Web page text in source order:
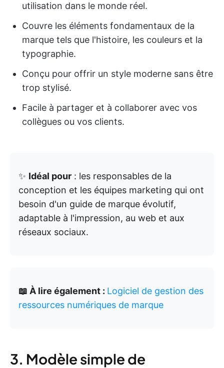
utilisation dans le monde réel.
Couvre les éléments fondamentaux de la
marque tels que l'histoire, les couleurs et la
typographie.
Conçu pour offrir un style moderne sans être
trop stylisé.
Facile à partager et à collaborer avec vos
collègues ou vos clients.
✨ Idéal pour : les responsables de la
conception et les équipes marketing qui ont
besoin d'un guide de marque évolutif,
adaptable à l'impression, au web et aux
réseaux sociaux.
📖 À lire également : Logiciel de gestion des
ressources numériques de marque
3. Modèle simple de